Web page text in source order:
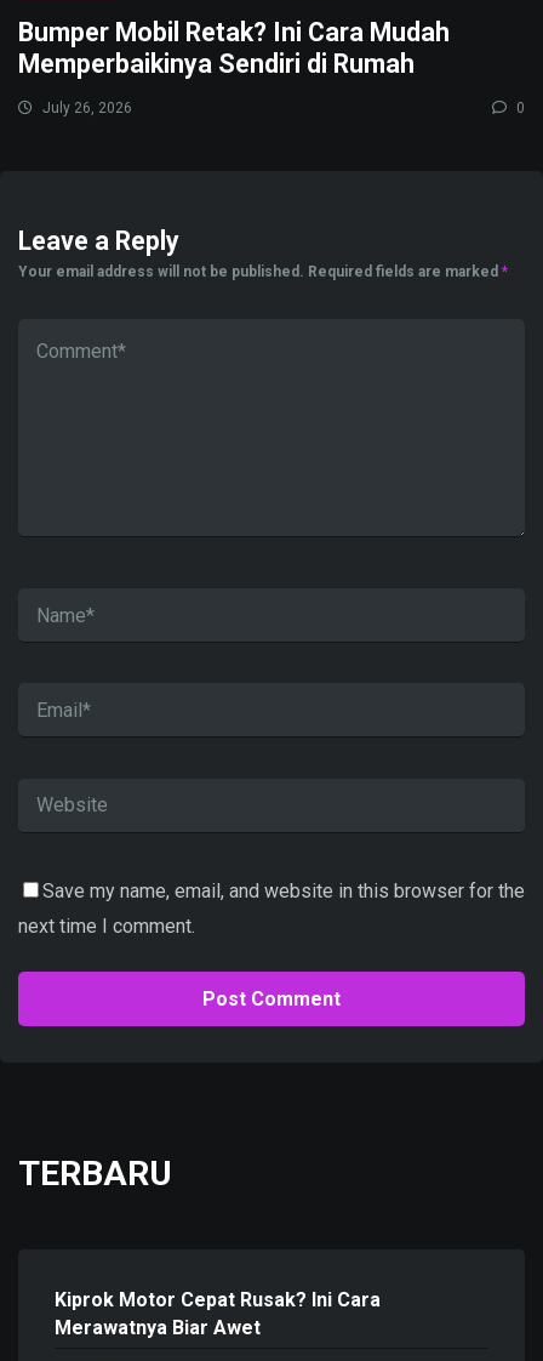
Bumper Mobil Retak? Ini Cara Mudah
Memperbaikinya Sendiri di Rumah
July 26, 2026 0
Leave a Reply
Your email address will not be published. Required fields are marked *
Save my name, email, and website in this browser for the
next time I comment.
TERBARU
Kiprok Motor Cepat Rusak? Ini Cara
Merawatnya Biar Awet